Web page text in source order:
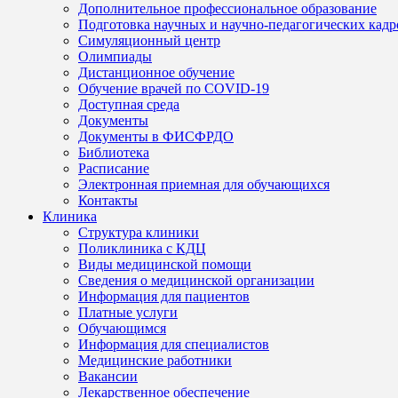
Дополнительное профессиональное образование
Подготовка научных и научно-педагогических
Симуляционный центр
Олимпиады
Дистанционное обучение
Обучение врачей по COVID-19
Доступная среда
Документы
Документы в ФИСФРДО
Библиотека
Расписание
Электронная приемная для обучающихся
Контакты
Клиника
Структура клиники
Поликлиника с КДЦ
Виды медицинской помощи
Сведения о медицинской организации
Информация для пациентов
Платные услуги
Обучающимся
Информация для специалистов
Медицинские работники
Вакансии
Лекарственное обеспечение